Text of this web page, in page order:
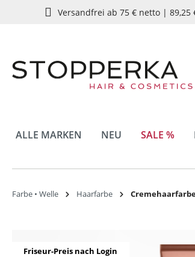
Zur Hauptnavigation springen
Versandfrei ab 75 € netto | 89,25
ALLE MARKEN NEU SALE %
Farbe • Welle Haarfarbe
Friseur-Preis nach Login